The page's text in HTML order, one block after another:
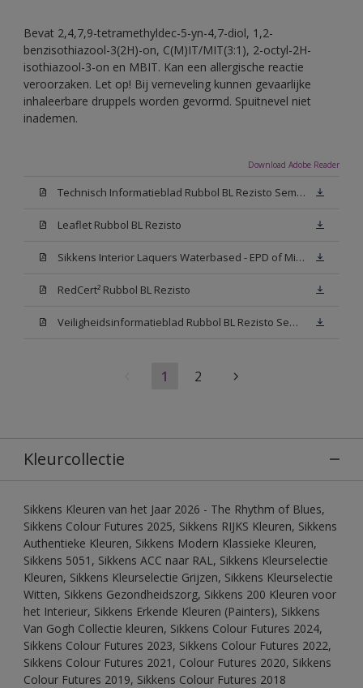
Bevat 2,4,7,9-tetramethyldec-5-yn-4,7-diol, 1,2-
benzisothiazool-3(2H)-on, C(M)IT/MIT(3:1), 2-octyl-2H-
isothiazool-3-on en MBIT. Kan een allergische reactie
veroorzaken. Let op! Bij verneveling kunnen gevaarlijke
inhaleerbare druppels worden gevormd. Spuitnevel niet
inademen.
Download Adobe Reader
Technisch Informatieblad Rubbol BL Rezisto Semi-Gloss (New Livery) (PDF)
Leaflet Rubbol BL Rezisto
Sikkens Interior Laquers Waterbased - EPD of Milieuproductverklaring
RedCert² Rubbol BL Rezisto
Veiligheidsinformatieblad Rubbol BL Rezisto Semi-Gloss N00 (MSDS)
1 2
Kleurcollectie
Sikkens Kleuren van het Jaar 2026 - The Rhythm of Blues,
Sikkens Colour Futures 2025, Sikkens RIJKS Kleuren, Sikkens
Authentieke Kleuren, Sikkens Modern Klassieke Kleuren,
Sikkens 5051, Sikkens ACC naar RAL, Sikkens Kleurselectie
Kleuren, Sikkens Kleurselectie Grijzen, Sikkens Kleurselectie
Witten, Sikkens Gezondheidszorg, Sikkens 200 Kleuren voor
het Interieur, Sikkens Erkende Kleuren (Painters), Sikkens
Van Gogh Collectie kleuren, Sikkens Colour Futures 2024,
Sikkens Colour Futures 2023, Sikkens Colour Futures 2022,
Sikkens Colour Futures 2021, Colour Futures 2020, Sikkens
Colour Futures 2019, Sikkens Colour Futures 2018